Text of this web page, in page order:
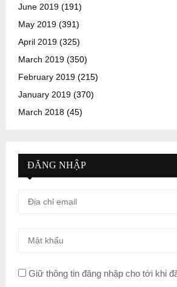
June 2019 (191)
May 2019 (391)
April 2019 (325)
March 2019 (350)
February 2019 (215)
January 2019 (370)
March 2018 (45)
ĐĂNG NHẬP
Giữ thông tin đăng nhập cho tới khi